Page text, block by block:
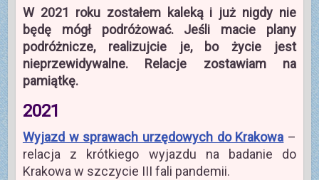
W 2021 roku zostałem kaleką i już nigdy nie
będę mógł podróżować. Jeśli macie plany
podróżnicze, realizujcie je, bo życie jest
nieprzewidywalne. Relacje zostawiam na
pamiątkę.
2021
Wyjazd w sprawach urzędowych do Krakowa –
relacja z krótkiego wyjazdu na badanie do
Krakowa w szczycie III fali pandemii.